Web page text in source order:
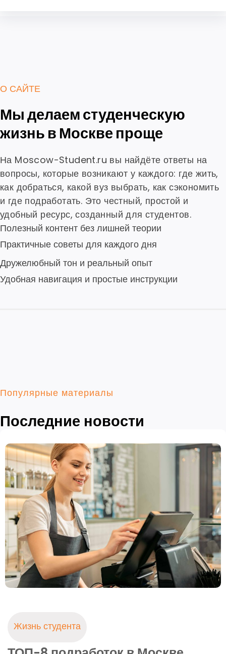
О САЙТЕ
Мы делаем студенческую
жизнь в Москве проще
На Moscow-Student.ru вы найдёте ответы на
вопросы, которые возникают у каждого: где жить,
как добраться, какой вуз выбрать, как сэкономить
и где подработать. Это честный, простой и
удобный ресурс, созданный для студентов.
Полезный контент без лишней теории
Практичные советы для каждого дня
Дружелюбный тон и реальный опыт
Удобная навигация и простые инструкции
Популярные материалы
Последние новости
Смотреть все
Жизнь студента